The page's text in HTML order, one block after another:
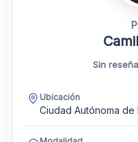
Sin
Ubicación
Ciudad Autónoma de